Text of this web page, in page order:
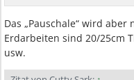
Das „Pauschale“ wird
Erdarbeiten sind 20/25cm
usw.